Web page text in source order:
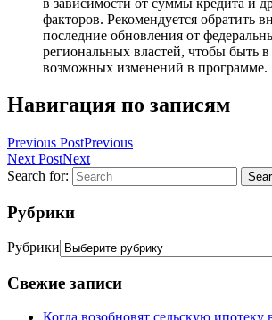
факторов. Рекомендуется обратить
последние обновления от
региональных властей, чтобы быть в
возможных изменений в программе.
Навигация по записям
Previous PostPrevious
Next PostNext
Search for:
Рубрики
Рубрики
Свежие записи